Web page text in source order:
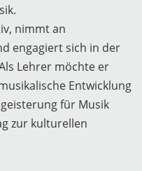
nimmt an
engagiert sich in der
Lehrer möchte er
Entwicklung
für Musik
zur kulturellen